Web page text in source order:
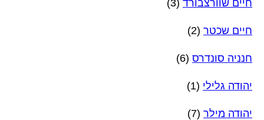
חיים שוורצבורד (3)
חיים שכטר (2)
חנניה סונדרס (6)
יהודה גלילי (1)
יהודה מילר (7)